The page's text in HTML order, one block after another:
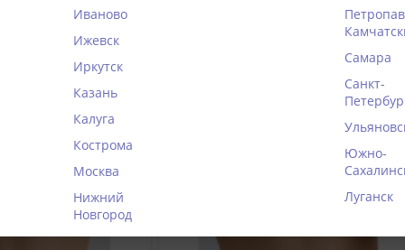
Иваново
Ижевск
Иркутск
Казань
Калуга
Кострома
Москва
Нижний
Новгород
Самара
Санкт-
Южно-
Луганск